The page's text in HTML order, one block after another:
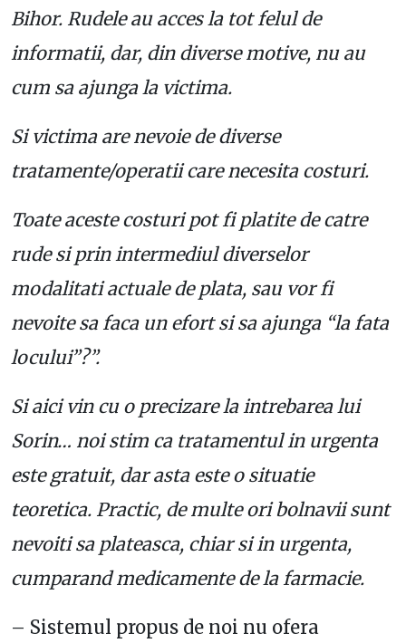
Bihor. Rudele au acces la tot felul de
informatii, dar, din diverse motive, nu au
cum sa ajunga la victima.
Si victima are nevoie de diverse
tratamente/operatii care necesita costuri.
Toate aceste costuri pot fi platite de catre
rude si prin intermediul diverselor
modalitati actuale de plata, sau vor fi
nevoite sa faca un efort si sa ajunga “la fata
locului”?”.
Si aici vin cu o precizare la intrebarea lui
Sorin… noi stim ca tratamentul in urgenta
este gratuit, dar asta este o situatie
teoretica. Practic, de multe ori bolnavii sunt
nevoiti sa plateasca, chiar si in urgenta,
cumparand medicamente de la farmacie.
– Sistemul propus de noi nu ofera